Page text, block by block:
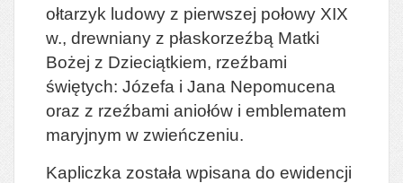
ołtarzyk ludowy z pierwszej połowy XIX
w., drewniany z płaskorzeźbą Matki
Bożej z Dzieciątkiem, rzeźbami
świętych: Józefa i Jana Nepomucena
oraz z rzeźbami aniołów i emblematem
maryjnym w zwieńczeniu.
Kapliczka została wpisana do ewidencji